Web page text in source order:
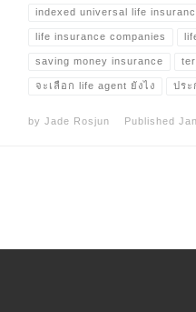
indexed universal life
life insurance companies
saving money insurance
จะเลือก life agent ยังไง ประ
by Jade Rosjun Published